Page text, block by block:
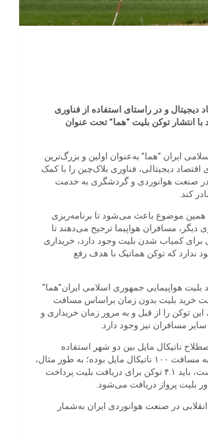
و در راستای استفاده از فناوری
انتشار توکن بلیت “هما” تحت عنوان
ایران “هما” به‌عنوان اولین و بزرگ‌ترین
دیجیتالی، فناوری بلاک‌چین را با کمک
در صنعت هوانوردی و گردشگری به خدمت
کند.
موضوع باعث می‌شود تا برنامه‌ریزی
مسافران هواپیما ترجیح می‌دهند تا
برای کمیاب شدن بلیت وجود دارد، خریداری
ندارد که توکن هماتیک با هدف رفع
بلیت هواپیمایی جمهوری اسلامی ایران”هما”
خرید بلیت بدون زمان براساس مسافت
توکن را از قبل و به مرور زمان خریداری و
مسافران نیز وجود دارد.
ناتیکال مایل بین دو شهر استفاده
می‌شود. هر واحد از این توکن، برابر منافع استفاده از یک صندلی در پرواز اکونومی به مسافت ۱۰۰ ناتیکال مایل بوده؛ به طور مثال،
مسافران برای خرید بلیت در مسیر تهران-مشهد که مسافت آن ۴۱۰ ناتیکال مایل است، باید ۴.۱ توکن برای دریافت بلیت پرداخت
در صنعت هوانوردی ایران به‌شمار